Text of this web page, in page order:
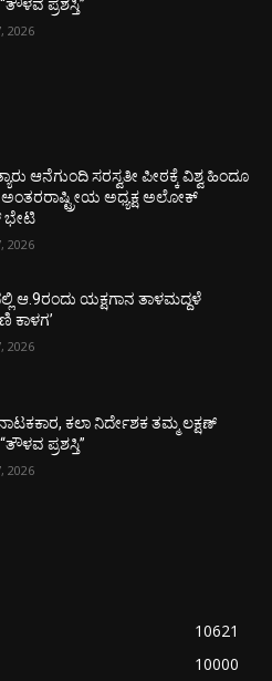
ಪ್ರಶಸ್ತಿ”
2026
ಆನೆಗುಂದಿ ಸರಸ್ವತೀ ಪೀಠಕ್ಕೆ ವಿಶ್ವ ಹಿಂದೂ
ಅಧ್ಯಕ್ಷ ಅಲೋಕ್
ಭೇಟಿ
2026
ಆ.9ರಂದು ಯಕ್ಷಗಾನ ತಾಳಮದ್ದಳೆ
ಕಾಳಗ’
2026
ಕಲಾ ನಿರ್ದೇಶಕ ತಮ್ಮ ಲಕ್ಷಣ್
ಪ್ರಶಸ್ತಿ”
2026
10621
10000